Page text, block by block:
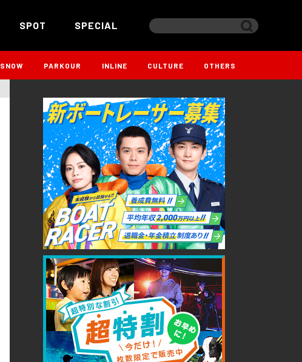
SPOT SPECIAL
SNOW PARKOUR INLINE CULTURE OTHERS